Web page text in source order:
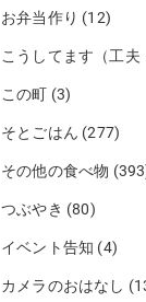
お弁当作り (12)
こうしてます（工夫
この町 (3)
そとごはん (277)
その他の食べ物
つぶやき (80)
イベント告知 (4)
カメラのおはなし